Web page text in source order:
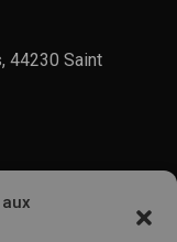
44230 Saint